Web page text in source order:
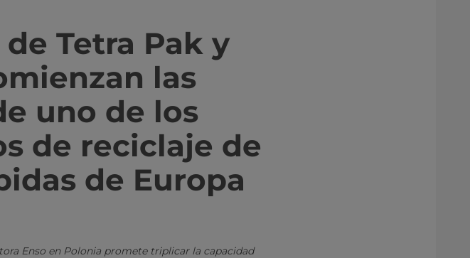
Tetra Pak y
las
uno de los
de reciclaje de
de Europa
Enso en Polonia promete triplicar la capacidad